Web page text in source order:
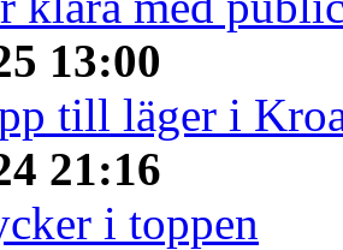
13:00
till läger i
21:16
i toppen